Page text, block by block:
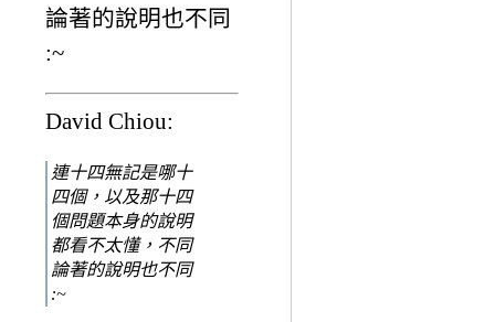
論著的說明也不同
:~
David Chiou:
連十四無記是哪十
四個，以及那十四
個問題本身的說明
都看不太懂，不同
論著的說明也不同
:~